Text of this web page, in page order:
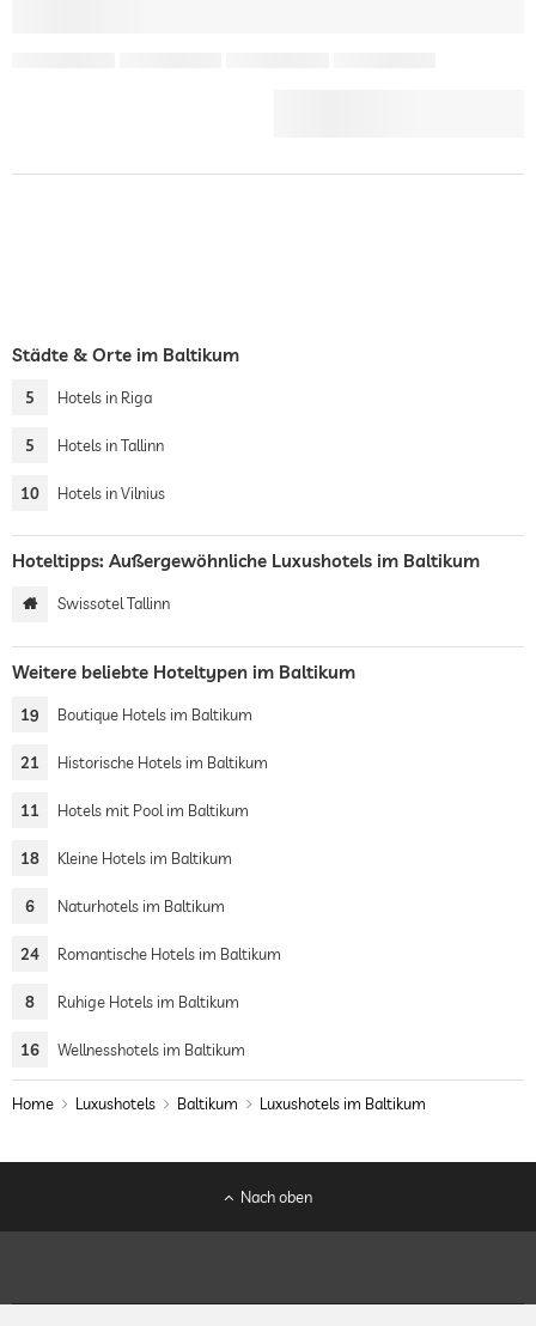
Städte & Orte im Baltikum
5 Hotels in Riga
5 Hotels in Tallinn
10 Hotels in Vilnius
Hoteltipps: Außergewöhnliche Luxushotels im Baltikum
Swissotel Tallinn
Weitere beliebte Hoteltypen im Baltikum
19 Boutique Hotels im Baltikum
21 Historische Hotels im Baltikum
11 Hotels mit Pool im Baltikum
18 Kleine Hotels im Baltikum
6 Naturhotels im Baltikum
24 Romantische Hotels im Baltikum
8 Ruhige Hotels im Baltikum
16 Wellnesshotels im Baltikum
Home Luxushotels Baltikum Luxushotels im Baltikum
Nach oben